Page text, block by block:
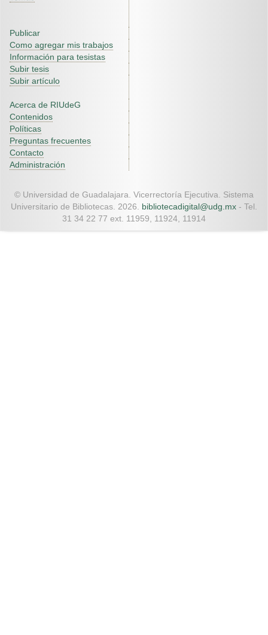
Publicar
Como agregar mis trabajos
Información para tesistas
Subir tesis
Subir artículo
Acerca de RIUdeG
Contenidos
Políticas
Preguntas frecuentes
Contacto
Administración
© Universidad de Guadalajara. Vicerrectoría Ejecutiva. Sistema
Universitario de Bibliotecas. 2026. bibliotecadigital@udg.mx - Tel.
31 34 22 77 ext. 11959, 11924, 11914